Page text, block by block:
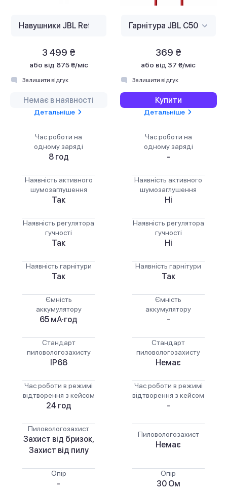
3 499 ₴
або від 875 ₴/міс
Залишити відгук
Немає в наявності
Детальніше
Час роботи на
одному заряді
8 год
Наявність активного
шумозаглушення
Так
Наявність регулятора
гучності
Так
Наявність гарнітури
Так
Ємність
аккумулятору
65 мА·год
Стандарт
пиловологозахисту
IP68
Час роботи в режимі
відтворення з кейсом
24 год
Пиловологозахист
Захист від бризок,
Захист від пилу
Опір
-
369 ₴
або від 37 ₴/міс
Залишити відгук
Купити
Детальніше
Час роботи на
одному заряді
-
Наявність активного
шумозаглушення
Ні
Наявність регулятора
гучності
Ні
Наявність гарнітури
Так
Ємність
аккумулятору
-
Стандарт
пиловологозахисту
Немає
Час роботи в режимі
відтворення з кейсом
-
Пиловологозахист
Немає
Опір
30 Ом